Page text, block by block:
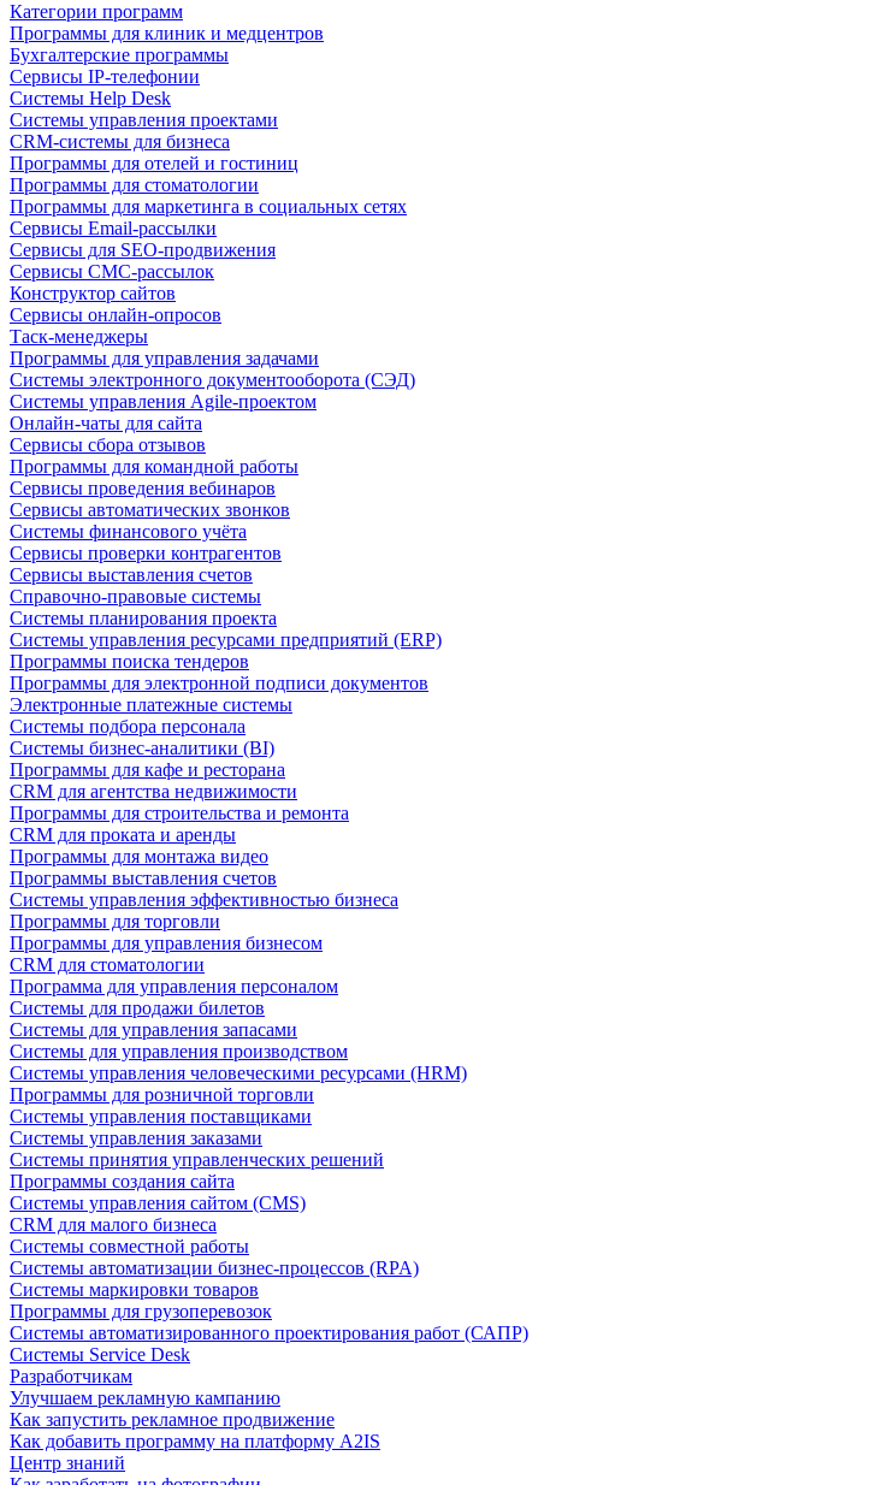
Категории программ
Программы для клиник и медцентров
Бухгалтерские программы
Сервисы IP-телефонии
Системы Help Desk
Системы управления проектами
CRM-системы для бизнеса
Программы для отелей и гостиниц
Программы для стоматологии
Программы для маркетинга в социальных сетях
Сервисы Email-рассылки
Сервисы для SEO-продвижения
Сервисы СМС-рассылок
Конструктор сайтов
Сервисы онлайн-опросов
Таск-менеджеры
Программы для управления задачами
Системы электронного документооборота (СЭД)
Системы управления Agile-проектом
Онлайн-чаты для сайта
Сервисы сбора отзывов
Программы для командной работы
Сервисы проведения вебинаров
Сервисы автоматических звонков
Системы финансового учёта
Сервисы проверки контрагентов
Сервисы выставления счетов
Справочно-правовые системы
Системы планирования проекта
Системы управления ресурсами предприятий (ERP)
Программы поиска тендеров
Программы для электронной подписи документов
Электронные платежные системы
Системы подбора персонала
Системы бизнес-аналитики (BI)
Программы для кафе и ресторана
CRM для агентства недвижимости
Программы для строительства и ремонта
CRM для проката и аренды
Программы для монтажа видео
Программы выставления счетов
Системы управления эффективностью бизнеса
Программы для торговли
Программы для управления бизнесом
CRM для стоматологии
Программа для управления персоналом
Системы для продажи билетов
Системы для управления запасами
Системы для управления производством
Системы управления человеческими ресурсами (HRM)
Программы для розничной торговли
Системы управления поставщиками
Системы управления заказами
Системы принятия управленческих решений
Программы создания сайта
Системы управления сайтом (CMS)
CRM для малого бизнеса
Системы совместной работы
Системы автоматизации бизнес-процессов (RPA)
Системы маркировки товаров
Программы для грузоперевозок
Системы автоматизированного проектирования работ (САПР)
Системы Service Desk
Разработчикам
Улучшаем рекламную кампанию
Как запустить рекламное продвижение
Как добавить программу на платформу A2IS
Центр знаний